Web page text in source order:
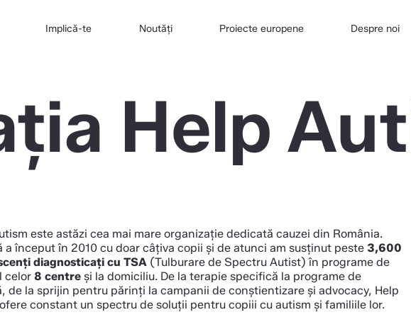
Implică-te Noutăți Proiecte europene Despre noi
Help
este astăzi cea mai mare organizație dedicată cauzei din România.
a început în 2010 cu doar câțiva copii și de atunci am susținut peste 3,600
diagnosticați cu TSA (Tulburare de Spectru Autist) în programe de
celor 8 centre și la domiciliu. De la terapie specifică la programe de
de la sprijin pentru părinți la campanii de conștientizare și advocacy, Help
constant un spectru de soluții pentru copiii cu autism și familiile lor.